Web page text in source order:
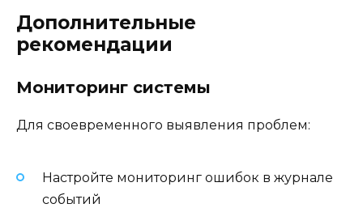
Дополнительные
рекомендации
Мониторинг системы
Для своевременного выявления проблем:
Настройте мониторинг ошибок в журнале
событий